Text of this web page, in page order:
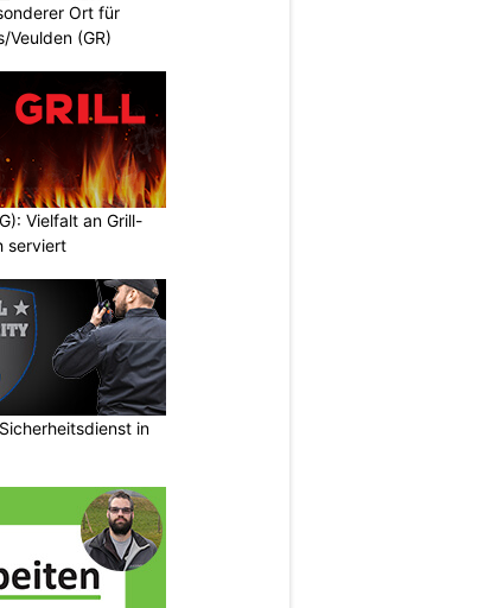
Ort für
Veulden (GR)
Vielfalt an Grill-
serviert
in